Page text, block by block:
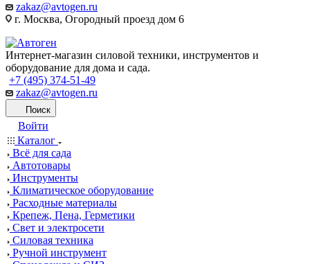
zakaz@avtogen.ru
г. Москва, Огородный проезд дом 6
Интернет-магазин силовой техники, инструментов и
оборудование для дома и сада.
+7 (495) 374-51-49
zakaz@avtogen.ru
Поиск
Войти
Каталог
Всё для сада
Автотовары
Инструменты
Климатическое оборудование
Расходные материалы
Крепеж, Пена, Герметики
Свет и электросети
Силовая техника
Ручной инструмент